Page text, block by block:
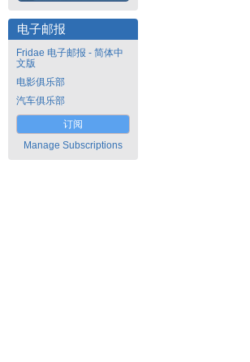
电子邮报
Fridae 电子邮报 - 简体中
文版
电影俱乐部
汽车俱乐部
订阅
Manage Subscriptions